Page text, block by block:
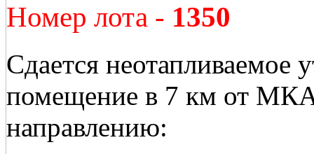
Номер лота - 1350
Сдается неотапливаемое
помещение в 7 км от
направлению: